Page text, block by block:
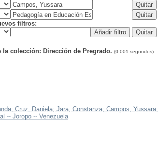
filtros:
la colección: Dirección de Pregrado. (0.001 segundos)
Cruz, Daniela; Jara, Constanza; Campos, Yussara;
-- Joropo -- Venezuela